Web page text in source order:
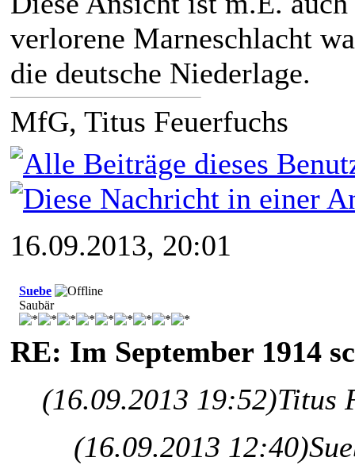
verlorene Marneschlacht
die deutsche Niederlage.
MfG, Titus Feuerfuchs
16.09.2013, 20:01
Suebe
Saubär
RE: Im September 1914
(16.09.2013 19:52)Titus
(16.09.2013 12:40)